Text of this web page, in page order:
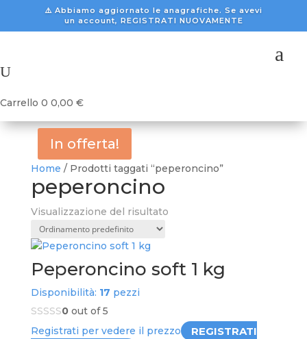
⚠️ Abbiamo aggiornato le anagrafiche. Se avevi
un account, REGISTRATI NUOVAMENTE
a
U
Carrello 0 0,00 €
Home / Prodotti taggati “peperoncino”
peperoncino
Visualizzazione del risultato
In offerta!
Peperoncino soft 1 kg
Disponibilità: 17 pezzi
0out of 5
Registrati per vedere il prezzo
REGISTRATI